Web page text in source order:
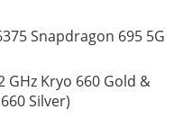
Snapdragon 695 5G
GHz Kryo 660 Gold &
Silver)